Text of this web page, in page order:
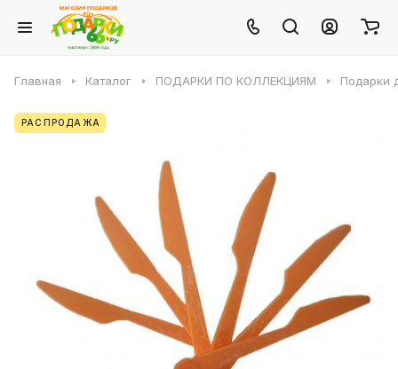
Главная Каталог ПОДАРКИ ПО КОЛЛЕКЦИЯМ Подарки
РАСПРОДАЖА